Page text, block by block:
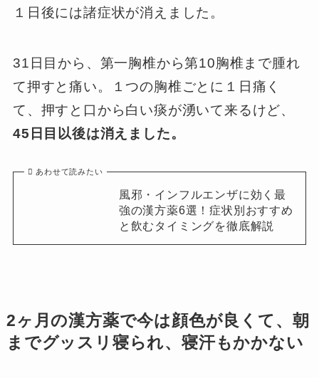
１日後には諸症状が消えました。
31日目から、第一胸椎から第10胸椎まで腫れ
て押すと痛い。１つの胸椎ごとに１日痛く
て、押すと口から白い痰が湧いて来るけど、
45日目以後は消えました。
あわせて読みたい
風邪・インフルエンザに効く最
強の漢方薬6選！症状別おすすめ
と飲むタイミングを徹底解説
2ヶ月の漢方薬で今は顔色が良くて、朝
までグッスリ寝られ、寝汗もかかない